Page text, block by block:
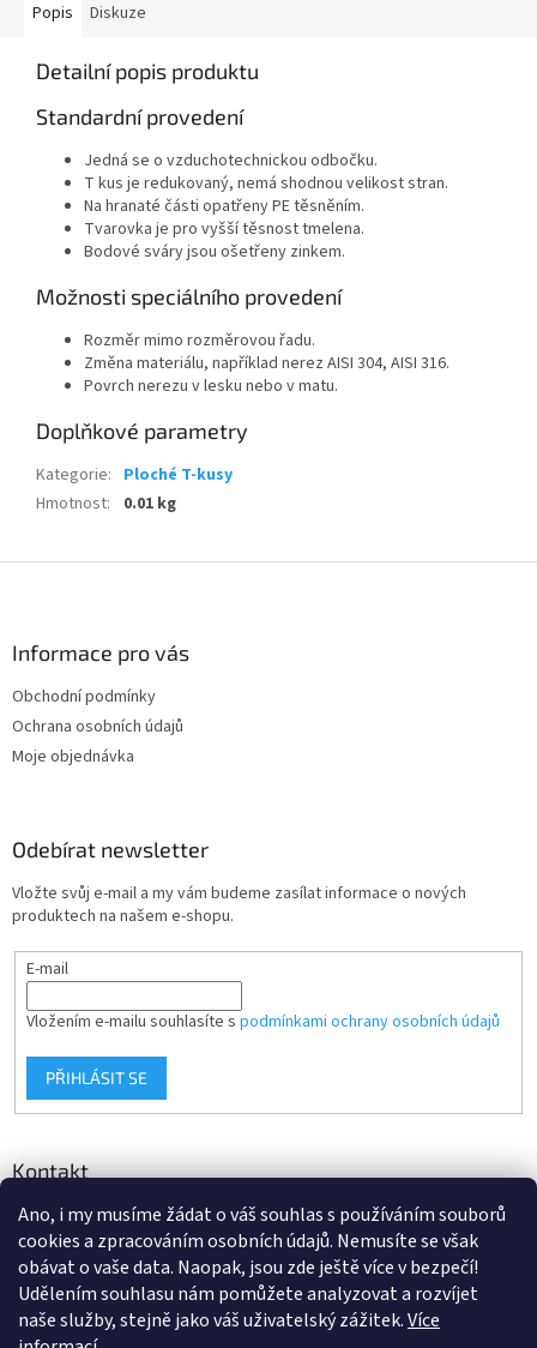
Ano, i my musíme žádat o váš souhlas s používáním souborů
cookies a zpracováním osobních údajů. Nemusíte se však
obávat o vaše data. Naopak, jsou zde ještě více v bezpečí!
Udělením souhlasu nám pomůžete analyzovat a rozvíjet
naše služby, stejně jako váš uživatelský zážitek.Více
Popis Diskuze
Detailní popis produktu
Standardní provedení
Jedná se o vzduchotechnickou odbočku.
T kus je redukovaný, nemá shodnou velikost stran.
Na hranaté části opatřeny PE těsněním.
Tvarovka je pro vyšší těsnost tmelena.
Bodové sváry jsou ošetřeny zinkem.
Možnosti speciálního provedení
Rozměr mimo rozměrovou řadu.
Změna materiálu, například nerez AISI 304, AISI 316.
Povrch nerezu v lesku nebo v matu.
Doplňkové parametry
Kategorie: Ploché T-kusy
Hmotnost: 0.01 kg
Informace pro vás
Obchodní podmínky
Ochrana osobních údajů
Moje objednávka
Odebírat newsletter
Vložte svůj e-mail a my vám budeme zasílat informace o nových
produktech na našem e-shopu.
E-mail
Vložením e-mailu souhlasíte s podmínkami ochrany osobních údajů
PŘIHLÁSIT SE
Kontakt
info@d-klima.cz
+420 517 357 288